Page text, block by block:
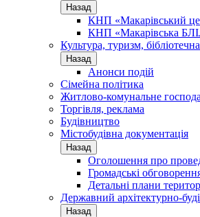
Назад
КНП «Макарівський
КНП «Макарівська
Культура, туризм,
Назад
Анонси подій
Сімейна політика
Житлово-комунальне
Торгівля, реклама
Будівництво
Містобудівна документація
Назад
Оголошення про
Громадські
Детальні плани
Державний архітектурно-
Назад